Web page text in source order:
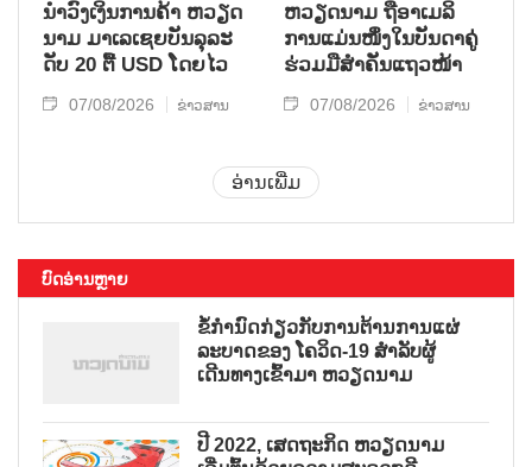
ນຳ​ວົງ​ເງິນ​ການ​ຄ້າ ຫວຽດ​
ນາມ ມາ​ເລ​ເຊຍ​ບັນ​ລຸ​ລະ​
ດັບ 20 ຕື້ USD ໂດຍ​ໄວ
07/08/2026 ຂ່າວສານ
ຫ​ວຽດ​ນາມ ຖື​ອາ​ເມ​ລິ​
ການ​ແມ່ນ​ໜຶ່ງ​ໃນ​ບັນ​ດາ​ຄູ່​
ຮ່ວມ​ມື​ສຳ​ຄັນ​ແຖວ​ໜ້າ
07/08/2026 ຂ່າວສານ
ອ່ານເພີ່ມ
ບົດອ່ານຫຼາຍ
ຂໍ້ກຳນົດກ່ຽວກັບການຕ້ານການແຜ່
ລະບາດຂອງ ໂຄວິດ-19 ສຳລັບຜູ້
ເດີນທາງເຂົ້າມາ ຫວຽດນາມ
ປີ 2022, ເສດຖະກິດ ຫວຽດນາມ